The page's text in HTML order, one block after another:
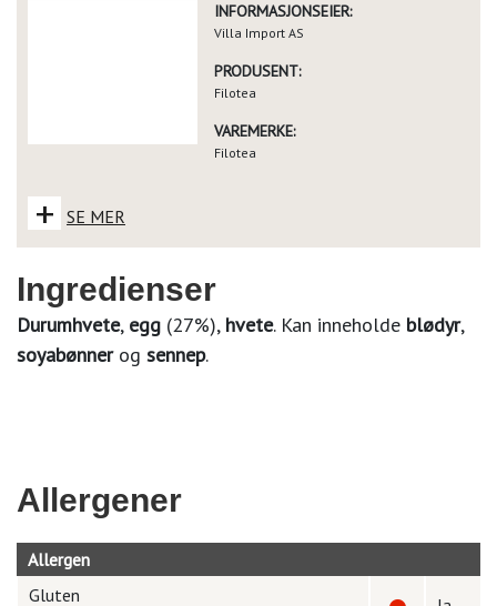
INFORMASJONSEIER:
Villa Import AS
PRODUSENT:
Filotea
VAREMERKE:
Filotea
+ SE MER
Ingredienser
Durumhvete, egg (27%), hvete. Kan inneholde blødyr,
soyabønnerog sennep.
Allergener
Allergen
Gluten